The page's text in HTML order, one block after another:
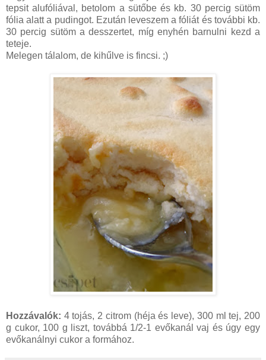
tepsit alufóliával, betolom a sütőbe és kb. 30 percig sütöm
fólia alatt a pudingot. Ezután leveszem a fóliát és további kb.
30 percig sütöm a desszertet, míg enyhén barnulni kezd a
teteje.
Melegen tálalom, de kihűlve is fincsi. ;)
Hozzávalók: 4 tojás, 2 citrom (héja és leve), 300 ml tej, 200
g cukor, 100 g liszt, továbbá 1/2-1 evőkanál vaj és úgy egy
evőkanálnyi cukor a formához.